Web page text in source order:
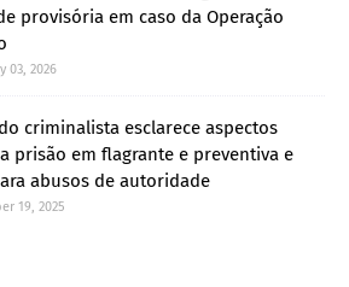
provisória em caso da Operação
03, 2026
criminalista esclarece aspectos
prisão em flagrante e preventiva e
abusos de autoridade
19, 2025